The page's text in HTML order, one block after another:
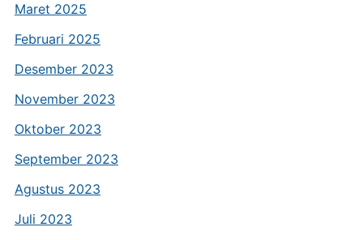
Maret 2025
Februari 2025
Desember 2023
November 2023
Oktober 2023
September 2023
Agustus 2023
Juli 2023